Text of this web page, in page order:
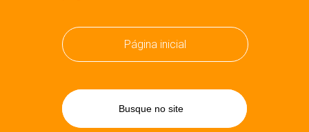
Página inicial